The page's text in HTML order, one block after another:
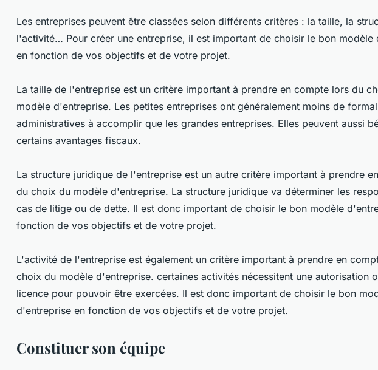
Les entreprises peuvent être classées selon différents critères : la taille, la
l'activité… Pour créer une entreprise, il est important de choisir le bon modèle
en fonction de vos objectifs et de votre projet.
La taille de l'entreprise est un critère important à prendre en compte lors du
modèle d'entreprise. Les petites entreprises ont généralement moins de
administratives à accomplir que les grandes entreprises. Elles peuvent aussi
certains avantages fiscaux.
La structure juridique de l'entreprise est un autre critère important à prendre
du choix du modèle d'entreprise. La structure juridique va déterminer les
cas de litige ou de dette. Il est donc important de choisir le bon modèle
fonction de vos objectifs et de votre projet.
L'activité de l'entreprise est également un critère important à prendre en
choix du modèle d'entreprise. certaines activités nécessitent une autorisation
licence pour pouvoir être exercées. Il est donc important de choisir le bon
d'entreprise en fonction de vos objectifs et de votre projet.
Constituer son équipe